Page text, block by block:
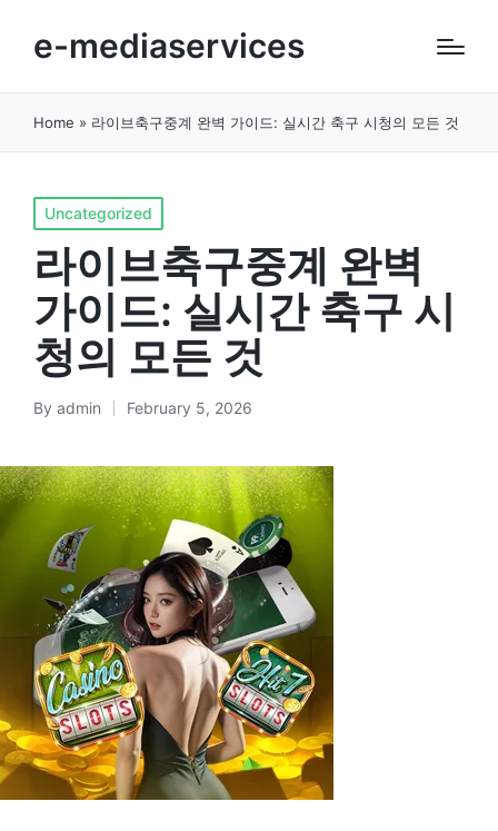
e-mediaservices
Home » 라이브축구중계 완벽 가이드: 실시간 축구 시청의 모든 것
Posted
in
Uncategorized
라이브축구중계 완벽
가이드: 실시간 축구 시
청의 모든 것
Posted
By admin February 5, 2026